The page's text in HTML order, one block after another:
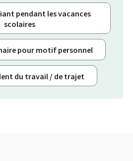
pendant les vacances
scolaires
pour motif personnel
du travail / de trajet